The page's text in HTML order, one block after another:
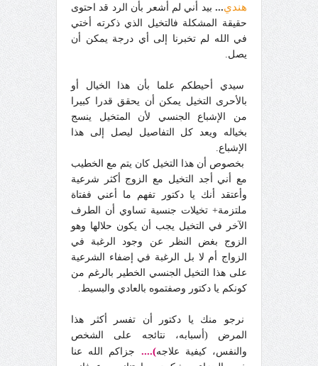
هندي... بيد أني لم أشعر بأن الرد قد احتوى
حقيقة المشكلة فالتخيل الذي ذكرته أختي
في الله لم تخبرنا إلى أي درجة يمكن أن
يصل.
سيدي أحيطكم علما بأن هذا الخيال أو
بالأحرى التخيل يمكن أن يحقق قدرا كبيرا
من الإشباع الجنسي لأن المتخيل ينسج
بخياله ويعد كل التفاصيل ليصل إلى هذا
الإشباع.
بخصوص أن هذا التخيل كان يتم مع الخطيب
مع أني أجد التخيل مع الزوج أكثر شرعية
وأعتقد أنك يا دكتور تفهم ما أعني ففتاة
ملتزمة+ تخيلات جنسية تساوي أن الطرف
الآخر في التخيل يجب أن يكون حلالها وهو
الزوج بغض النظر عن وجود الرغبة في
الزواج أم لا بل الرغبة في إضفاء الشرعية
على هذا التخيل الجنسي الخطير بالرغم من
كونكم يا دكتور وصفتموه بالعادي والبسيط.
نرجو منك يا دكتور أن تفسر أكثر هذا
المرض (أسبابه، نتائجه على الشخص
والنفس، كيفية
علاجه)....
جزاكم الله عنا